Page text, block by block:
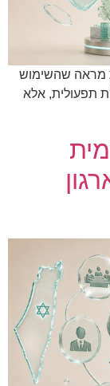
מראה שהשימוש
תפעולית, אלא